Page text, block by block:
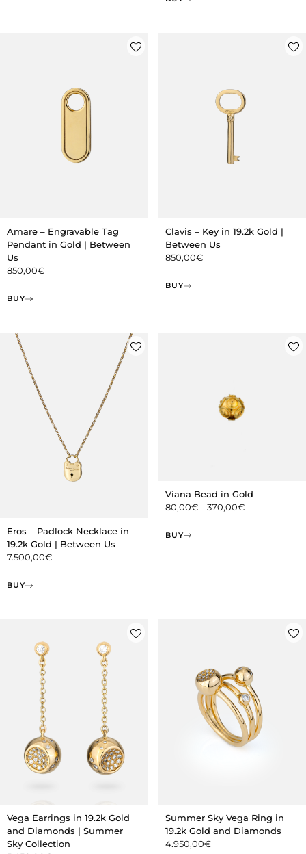
Amare – Engravable Tag
Pendant in Gold | Between
Us
850,00€
BUY
Clavis – Key in 19.2k Gold |
Between Us
850,00€
BUY
Eros – Padlock Necklace in
19.2k Gold | Between Us
7.500,00€
BUY
Viana Bead in Gold
80,00€–370,00€
BUY
Vega Earrings in 19.2k Gold
and Diamonds | Summer
Sky Collection
Summer Sky Vega Ring in
19.2k Gold and Diamonds
4.950,00€